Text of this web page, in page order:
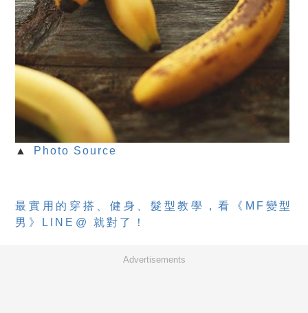
▲ Photo Source
最實用的穿搭、健身、髮型教學，看《MF變型
男》LINE@ 就對了！
Advertisements